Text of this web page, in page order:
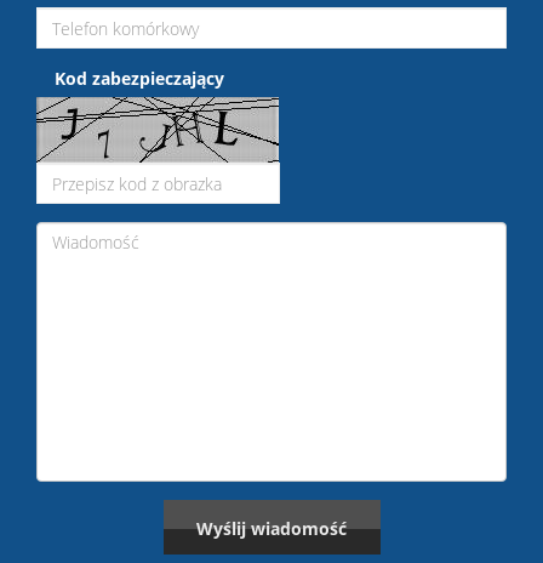
Kod zabezpieczający